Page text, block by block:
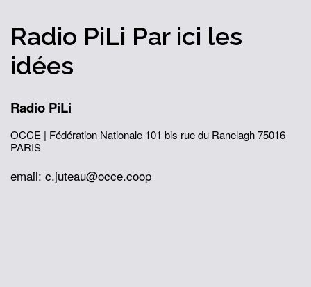
Radio PiLi Par ici les
idées
Radio PiLi
OCCE | Fédération Nationale 101 bis rue du Ranelagh75016
PARIS
email: c.juteau@occe.coop